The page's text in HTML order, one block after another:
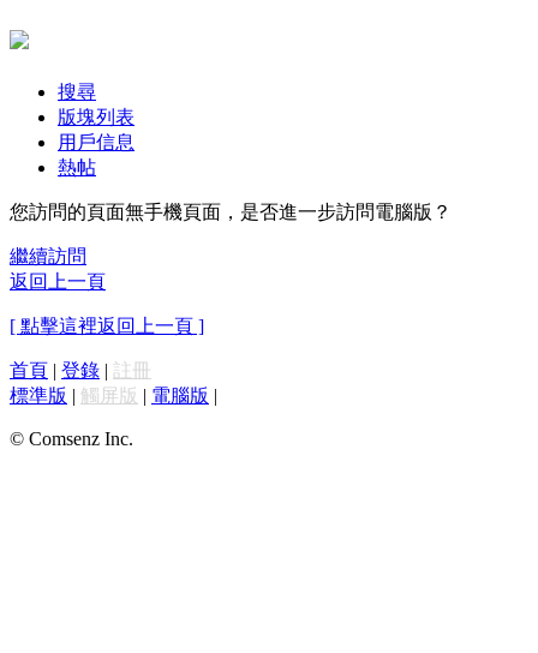
搜尋
版塊列表
用戶信息
熱帖
您訪問的頁面無手機頁面，是否進一步訪問電腦版？
繼續訪問
返回上一頁
[ 點擊這裡返回上一頁 ]
首頁 | 登錄 | 註冊
標準版 | 觸屏版 | 電腦版 |
© Comsenz Inc.